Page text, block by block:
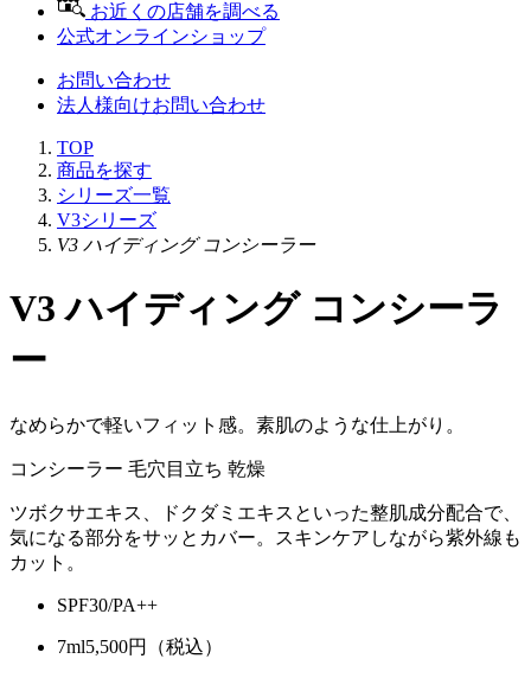
お近くの店舗を調べる
公式オンラインショップ
お問い合わせ
法人様向けお問い合わせ
TOP
商品を探す
シリーズ一覧
V3シリーズ
V3 ハイディング コンシーラー
V3 ハイディング コンシーラ
ー
なめらかで軽いフィット感。素肌のような仕上がり。
コンシーラー 毛穴目立ち 乾燥
ツボクサエキス、ドクダミエキスといった整肌成分配合で、
気になる部分をサッとカバー。スキンケアしながら紫外線も
カット。
SPF30/PA++
7ml5,500円（税込）